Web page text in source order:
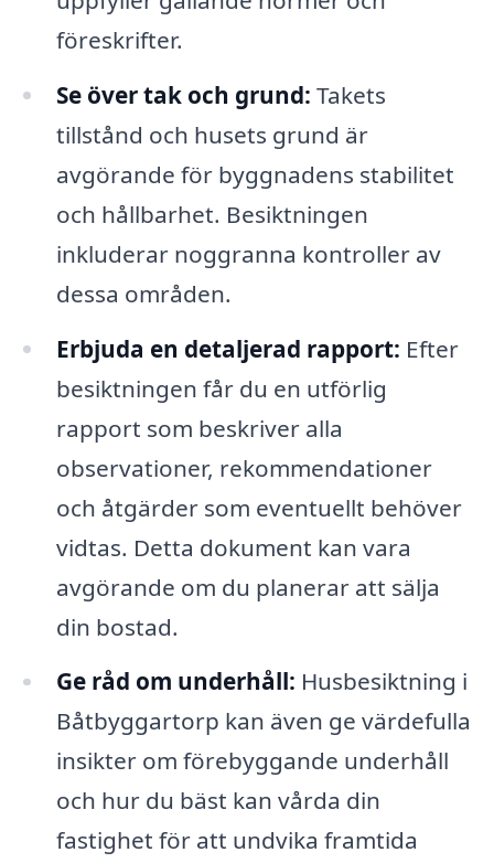
föreskrifter.
Se över tak och grund: Takets
tillstånd och husets grund är
avgörande för byggnadens stabilitet
och hållbarhet. Besiktningen
inkluderar noggranna kontroller av
dessa områden.
Erbjuda en detaljerad rapport: Efter
besiktningen får du en utförlig
rapport som beskriver alla
observationer, rekommendationer
och åtgärder som eventuellt behöver
vidtas. Detta dokument kan vara
avgörande om du planerar att sälja
din bostad.
Ge råd om underhåll: Husbesiktning i
Båtbyggartorp kan även ge värdefulla
insikter om förebyggande underhåll
och hur du bäst kan vårda din
fastighet för att undvika framtida